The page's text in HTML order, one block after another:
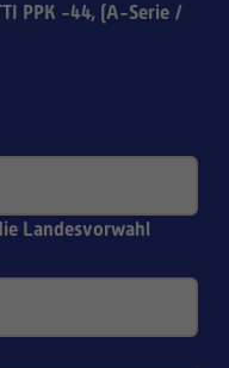
PPK -44, (A-Serie /
Landesvorwahl